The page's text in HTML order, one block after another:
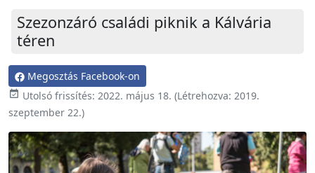
Szezonzáró családi piknik a Kálvária
téren
Megosztás Facebook-on
 Utolsó frissítés: 2022. május 18. (Létrehozva: 2019.
szeptember 22.)